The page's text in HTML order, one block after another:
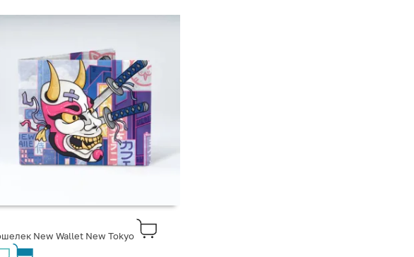
New Wallet New Tokyo